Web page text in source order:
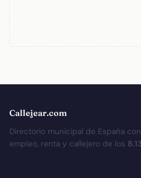
Callejear.com
Directorio municipal de España
empleo, renta y callejero de los